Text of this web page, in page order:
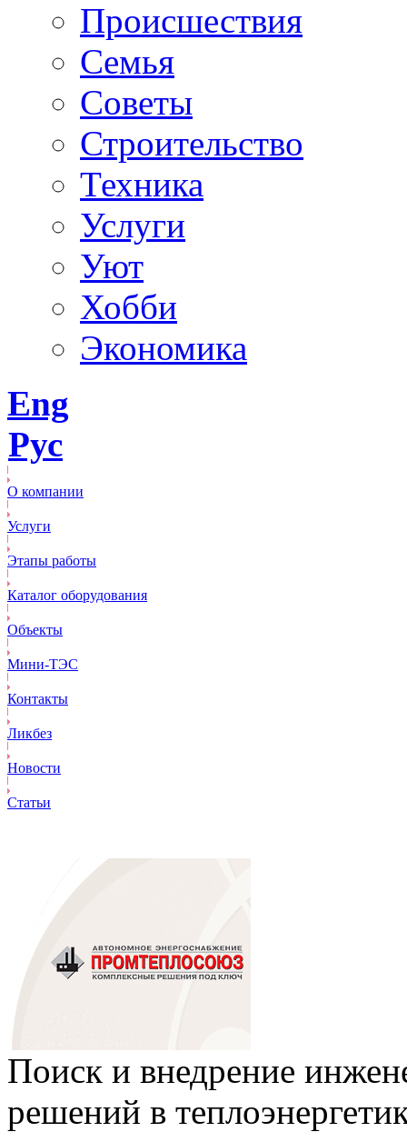
Происшествия
Семья
Советы
Строительство
Техника
Услуги
Уют
Хобби
Экономика
Eng
Рус
О компании
Услуги
Этапы работы
Каталог оборудования
Объекты
Mини-ТЭС
Контакты
Ликбез
Новости
Статьи
Поиск и внедрение
решений в